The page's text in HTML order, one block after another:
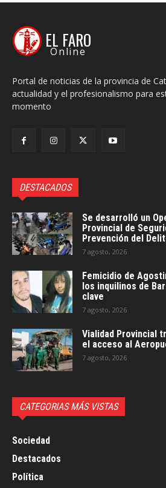
EL FARO
Online
Portal de noticias de la provincia de
actualidad y el profesionalismo para
momento
DESTACADOS
Se desarrolló un
Provincial de
Prevención del
7 agosto, 2026
Femicidio de
los inquilinos de
clave
7 agosto, 2026
Vialidad Provincial
el acceso al
7 agosto, 2026
CATEGORIAS MÁS VISTAS
Sociedad
Destacados
Política